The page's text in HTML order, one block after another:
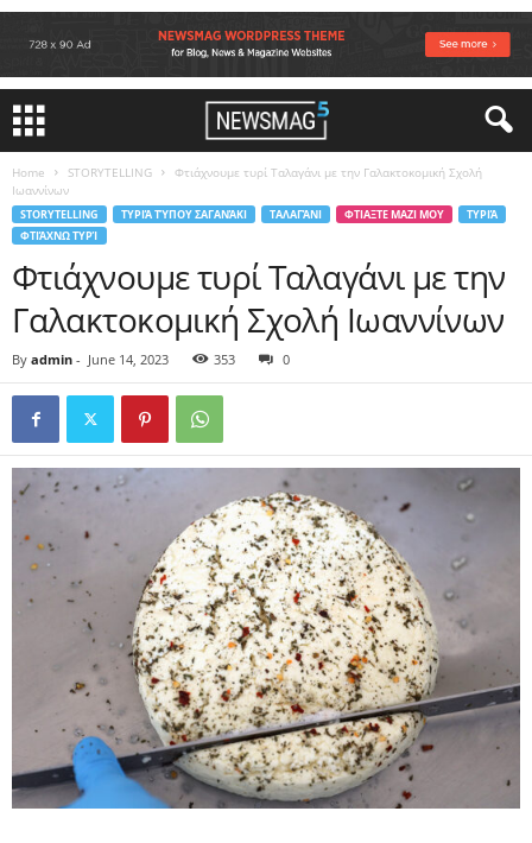
Home STORYTELLING
Φτιάχνουμε τυρί Ταλαγάνι με την Γαλακτοκομική Σχολή
Ιωαννίνων
STORYTELLING ΤΥΡΙΆ ΤΎΠΟΥ ΣΑΓΑΝΆΚΙ ΤΑΛΑΓΆΝΙ ΦΤΙΑΞΤΕ ΜΑΖΙ ΜΟΥ
ΤΥΡΙΆ
ΦΤΙΆΧΝΩ ΤΥΡΊ
Φτιάχνουμε τυρί Ταλαγάνι με την
Γαλακτοκομική Σχολή Ιωαννίνων
By admin - June 14, 2023 353 0